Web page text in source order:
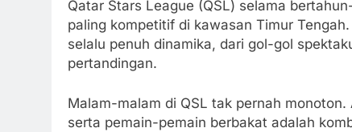
Qatar Stars League (QSL) selama
paling kompetitif di kawasan Timur
selalu penuh dinamika, dari gol-gol
pertandingan.
Malam-malam di QSL tak pernah
serta pemain-pemain berbakat adalah